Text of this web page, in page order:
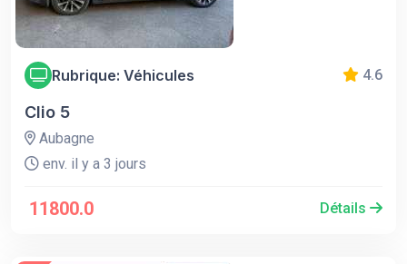
Rubrique: Véhicules 4.6
Clio 5
Aubagne
env. il y a 3 jours
11800.0 Détails